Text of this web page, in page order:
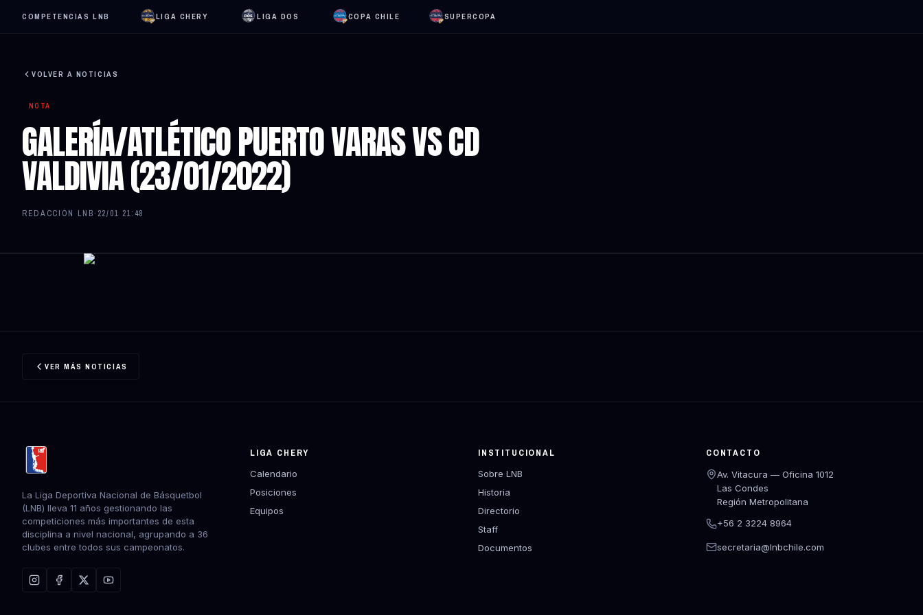
COMPETENCIAS LNB LIGA CHERY LIGA DOS COPA CHILE SUPERCOPA
VOLVER A NOTICIAS
NOTA
GALERÍA/ATLÉTICO PUERTO VARAS VS CD
VALDIVIA (23/01/2022)
REDACCIÓN LNB· 22/01 21:48
VER MÁS NOTICIAS
La Liga Deportiva Nacional de Básquetbol
(LNB) lleva 11 años gestionando las
competiciones más importantes de esta
disciplina a nivel nacional, agrupando a 36
clubes entre todos sus campeonatos.
LIGA CHERY
Calendario
Posiciones
Equipos
INSTITUCIONAL
Sobre LNB
Historia
Directorio
Staff
Documentos
CONTACTO
Av. Vitacura — Oficina 1012
Las Condes
Región Metropolitana
+56 2 3224 8964
secretaria@lnbchile.com